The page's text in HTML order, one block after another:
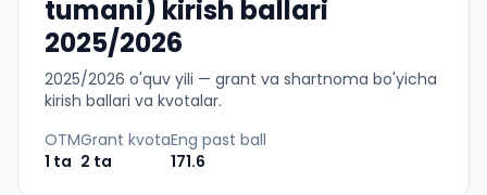
tumani) kirish ballari
2025/2026
2025/2026 o'quv yili — grant va shartnoma bo'yicha
kirish ballari va kvotalar.
OTM
1 ta
Grant kvota
2 ta
Eng past ball
171.6